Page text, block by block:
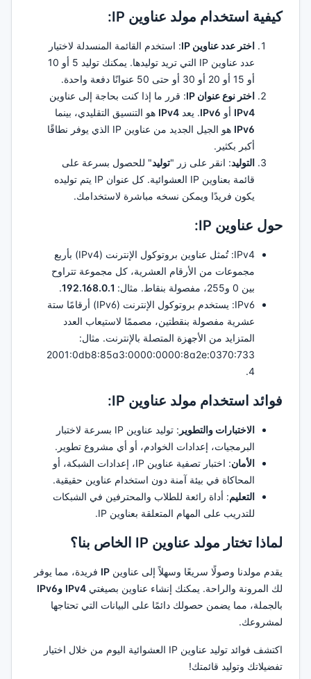
كيفية استخدام مولد عناوين IP:
اختر عدد عناوين IP
: استخدم القائمة المنسدلة لاختيار
عدد عناوين IP التي تريد توليدها. يمكنك توليد 5 أو 10
أو 15 أو 20 أو 30 أو حتى 50 عنوانًا دفعة واحدة.
اختر نوع عنوان IP
: قرر ما إذا كنت بحاجة إلى عناوين
IPv4 أو IPv6. يعد IPv4 هو التنسيق التقليدي، بينما
IPv6
هو الجيل الجديد من عناوين IP الذي يوفر نطاقًا
أكبر بكثير.
التوليد: انقر على زر "توليد" للحصول بسرعة على
قائمة بعناوين IP العشوائية. كل عنوان IP يتم توليده
يكون فريدًا ويمكن نسخه مباشرة لاستخدامك.
حول عناوين IP:
IPv4: تُمثل عناوين بروتوكول الإنترنت (IPv4) بأربع
مجموعات من الأرقام العشرية، كل مجموعة تتراوح
بين 0 و255، مفصولة بنقاط. مثال:
192.168.0.1
.
IPv6: يستخدم بروتوكول الإنترنت (IPv6) أرقامًا ستة
عشرية مفصولة بنقطتين، مصممًا لاستيعاب العدد
المتزايد من الأجهزة المتصلة بالإنترنت. مثال:
2001:0db8:85a3:0000:0000:8a2e:0370:733
4.
فوائد استخدام مولد عناوين IP:
الاختبارات والتطوير
: توليد عناوين IP بسرعة لاختبار
البرمجيات، إعدادات الخوادم، أو أي مشروع تطوير.
الأمان
: اختبار تصفية عناوين IP، إعدادات الشبكة، أو
المحاكاة في بيئة آمنة دون استخدام عناوين حقيقية.
التعليم: أداة رائعة للطلاب والمحترفين في الشبكات
للتدريب على المهام المتعلقة بعناوين IP.
لماذا تختار مولد عناوين IP الخاص بنا؟
يقدم مولدنا وصولًا سريعًا وسهلاً إلى عناوين IP فريدة، مما يوفر
لك المرونة والراحة. يمكنك إنشاء عناوين بصيغتي IPv4 وIPv6
بالجملة، مما يضمن حصولك دائمًا على البيانات التي تحتاجها
لمشروعك.
اكتشف فوائد توليد عناوين IP العشوائية اليوم من خلال اختيار
تفضيلاتك وتوليد قائمتك!